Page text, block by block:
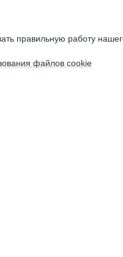
правильную работу
файлов cookie